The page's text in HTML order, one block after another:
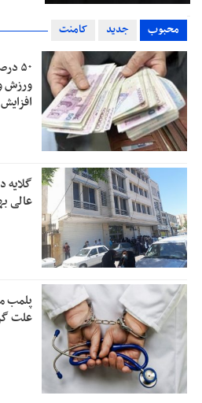
محبوب جدید کامنت
۵۰
ورزش
عالی
پلمب
علت